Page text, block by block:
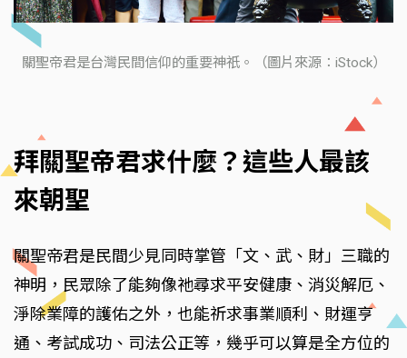
關聖帝君是台灣民間信仰的重要神祇。（圖片來源：iStock）
拜關聖帝君求什麼？這些人最該
來朝聖
關聖帝君是民間少見同時掌管「文、武、財」三職的
神明，民眾除了能夠像祂尋求平安健康、消災解厄、
淨除業障的護佑之外，也能祈求事業順利、財運亨
通、考試成功、司法公正等，幾乎可以算是全方位的